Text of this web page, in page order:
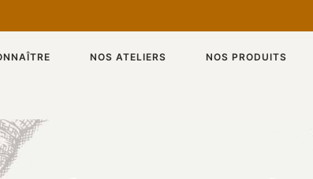
NOS ATELIERS NOS PRODUITS